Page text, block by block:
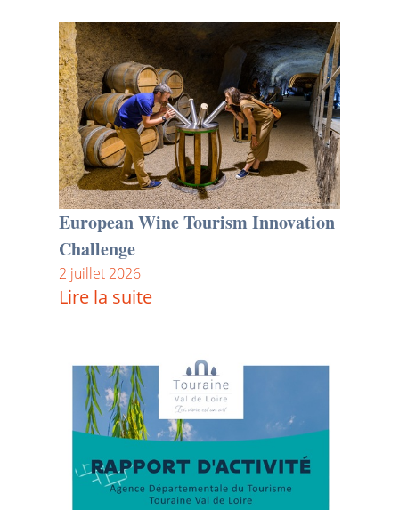
European Wine Tourism Innovation
Challenge
2 juillet 2026
Lire la suite